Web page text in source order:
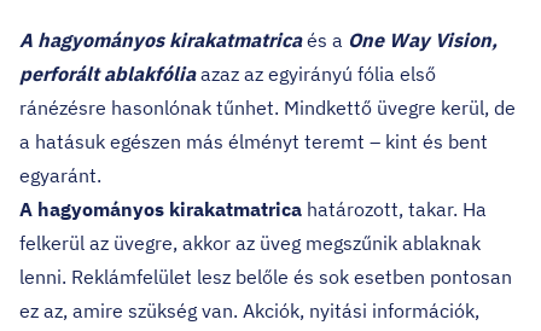
A hagyományos kirakatmatricaés a One Way Vision,
perforált ablakfóliaazaz az egyirányú fólia első
ránézésre hasonlónak tűnhet. Mindkettő üvegre kerül, de
a hatásuk egészen más élményt teremt – kint és bent
egyaránt.
A hagyományos kirakatmatrica határozott, takar. Ha
felkerül az üvegre, akkor az üveg megszűnik ablaknak
lenni. Reklámfelület lesz belőle és sok esetben pontosan
ez az, amire szükség van. Akciók, nyitási információk,